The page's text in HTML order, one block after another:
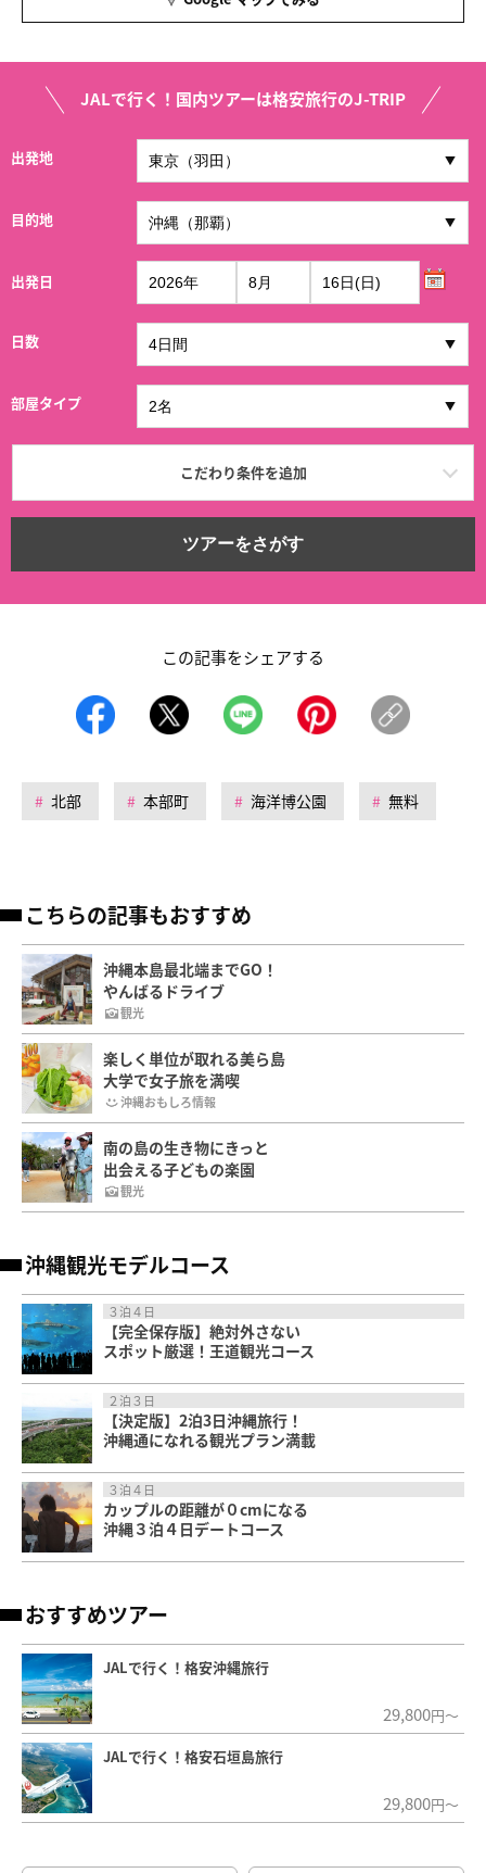
JALで行く！国内ツアーは格安旅行のJ-TRIP
出発地
目的地
出発日
日数
部屋タイプ
こだわり条件を追加
ツアーをさがす
この記事をシェアする
北部 本部町 海洋博公園 無料
こちらの記事もおすすめ
沖縄本島最北端までGO！
やんばるドライブ
観光
楽しく単位が取れる美ら島
大学で女子旅を満喫
沖縄おもしろ情報
南の島の生き物にきっと
出会える子どもの楽園
観光
沖縄観光モデルコース
３泊４日
【完全保存版】絶対外さない
スポット厳選！王道観光コース
２泊３日
【決定版】2泊3日沖縄旅行！
沖縄通になれる観光プラン満載
３泊４日
カップルの距離が０cmになる
沖縄３泊４日デートコース
おすすめツアー
JALで行く！格安沖縄旅行
29,800円～
JALで行く！格安石垣島旅行
29,800円～